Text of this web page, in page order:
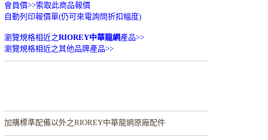
會員價>>索取此商品報價
自動列印報價單(仍可來電詢問折扣幅度)
瀏覽規格相近之RIOREY中華龍網產品>>
瀏覽規格相近之其他品牌產品>>
加購標準配備以外之RIOREY中華龍網原廠配件